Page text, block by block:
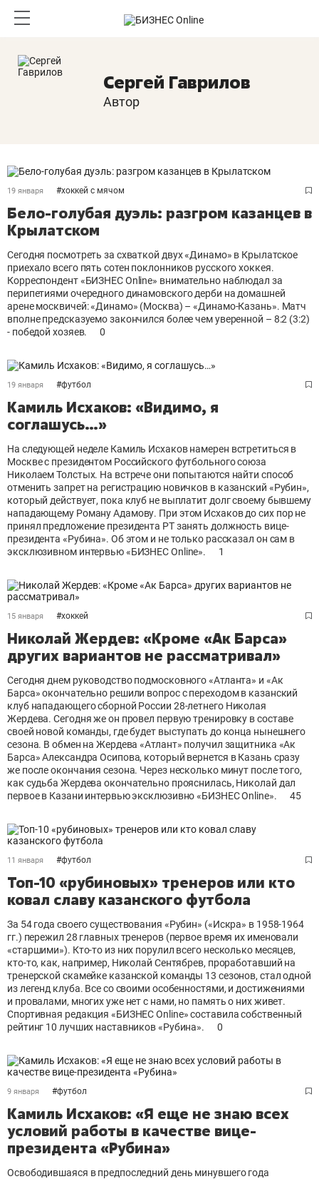
Сергей Гаврилов
Автор
19 января #хоккей с мячом
Бело-голубая дуэль: разгром казанцев в
Крылатском
Сегодня посмотреть за схваткой двух «Динамо» в Крылатское
приехало всего пять сотен поклонников русского хоккея.
Корреспондент «БИЗНЕС Online» внимательно наблюдал за
перипетиями очередного динамовского дерби на домашней
арене москвичей: «Динамо» (Москва) – «Динамо-Казань». Матч
вполне предсказуемо закончился более чем уверенной – 8:2 (3:2)
- победой хозяев.
0
19 января #футбол
Камиль Исхаков: «Видимо, я
соглашусь…»
На следующей неделе Камиль Исхаков намерен встретиться в
Москве с президентом Российского футбольного союза
Николаем Толстых. На встрече они попытаются найти способ
отменить запрет на регистрацию новичков в казанский «Рубин»,
который действует, пока клуб не выплатит долг своему бывшему
нападающему Роману Адамову. При этом Исхаков до сих пор не
принял предложение президента РТ занять должность вице-
президента «Рубина». Об этом и не только рассказал он сам в
эксклюзивном интервью «БИЗНЕС Online».
1
15 января #хоккей
Николай Жердев: «Кроме «Ак Барса»
других вариантов не рассматривал»
Сегодня днем руководство подмосковного «Атланта» и «Ак
Барса» окончательно решили вопрос с переходом в казанский
клуб нападающего сборной России 28-летнего Николая
Жердева. Сегодня же он провел первую тренировку в составе
своей новой команды, где будет выступать до конца нынешнего
сезона. В обмен на Жердева «Атлант» получил защитника «Ак
Барса» Александра Осипова, который вернется в Казань сразу
же после окончания сезона. Через несколько минут после того,
как судьба Жердева окончательно прояснилась, Николай дал
первое в Казани интервью эксклюзивно «БИЗНЕС Оnline».
45
11 января #футбол
Топ-10 «рубиновых» тренеров или кто
ковал славу казанского футбола
За 54 года своего существования «Рубин» («Искра» в 1958-1964
гг.) пережил 28 главных тренеров (первое время их именовали
«старшими»). Кто-то из них порулил всего несколько месяцев,
кто-то, как, например, Николай Сентябрев, проработавший на
тренерской скамейке казанской команды 13 сезонов, стал одной
из легенд клуба. Все со своими особенностями, и достижениями
и провалами, многих уже нет с нами, но память о них живет.
Спортивная редакция «БИЗНЕС Оnline» составила собственный
рейтинг 10 лучших наставников «Рубина».
0
9 января #футбол
Камиль Исхаков: «Я еще не знаю всех
условий работы в качестве вице-
президента «Рубина»
Освободившаяся в предпоследний день минувшего года